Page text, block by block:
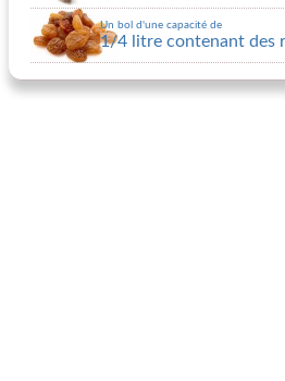
Un bol d'une capacité de
1/4 litre contenant des